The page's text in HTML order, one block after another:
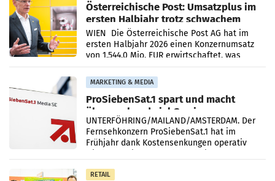
Österreichische Post: Umsatzplus im
ersten Halbjahr trotz schwachem
Briefgeschäft
WIEN Die Österreichische Post AG hat im
ersten Halbjahr 2026 einen Konzernumsatz
von 1.544,0 Mio. EUR erwirtschaftet, was
einem Plus von 3,8 Prozent gegenüber dem
Vergleichszeitraum
MARKETING & MEDIA
ProSiebenSat.1 spart und macht
überraschend viel Gewinn
UNTERFÖHRING/MAILAND/AMSTERDAM. Der
Fernsehkonzern ProSiebenSat.1 hat im
Frühjahr dank Kostensenkungen operativ
RETAIL